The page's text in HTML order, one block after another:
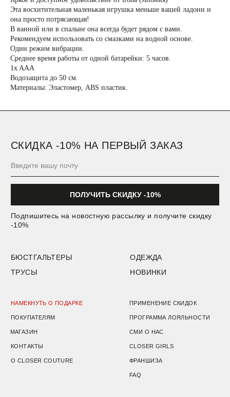
Эта восхитительная маленькая игрушка меньше вашей ладони и
она просто потрясающая!
В ванной или в спальне она всегда будет рядом с вами.
Рекомендуем использовать со смазками на водной основе.
Один режим вибрации.
Среднее время работы от одной батарейки: 5 часов.
1x AAA
Водозащита до 50 см.
Материалы: Эластомер, ABS пластик.
ОДЕЖДА
ТРУСЫ
ПОКУПАТЕЛЯМ
Пользовательское соглашение
СМИ О НАС
МАГАЗИН
НАМЕКНУТЬ О ПОДАРКЕ
+7 (901) 538-34-24
Подпишитесь на новостную рассылку и получите скидку
-10%
Подарочный сертификат